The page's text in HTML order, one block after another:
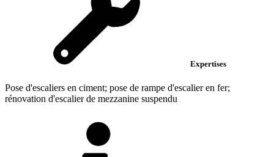
Expertises
Pose d'escaliers en ciment; pose de rampe d'escalier en fer;
rénovation d'escalier de mezzanine suspendu